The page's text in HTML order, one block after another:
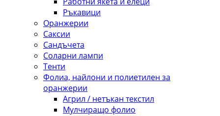
Ръкавици
Оранжерии
Саксии
Сандъчета
Соларни лампи
Тенти
Фолиа, найлони и полиетилен за
оранжерии
Агрил / нетъкан текстил
Мулчиращо фолио